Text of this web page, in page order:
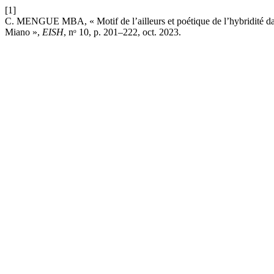
[1]
C. MENGUE MBA, « Motif de l’ailleurs et poétique de l’hybridité
Miano », EISH, nᵒ 10, p. 201–222, oct. 2023.